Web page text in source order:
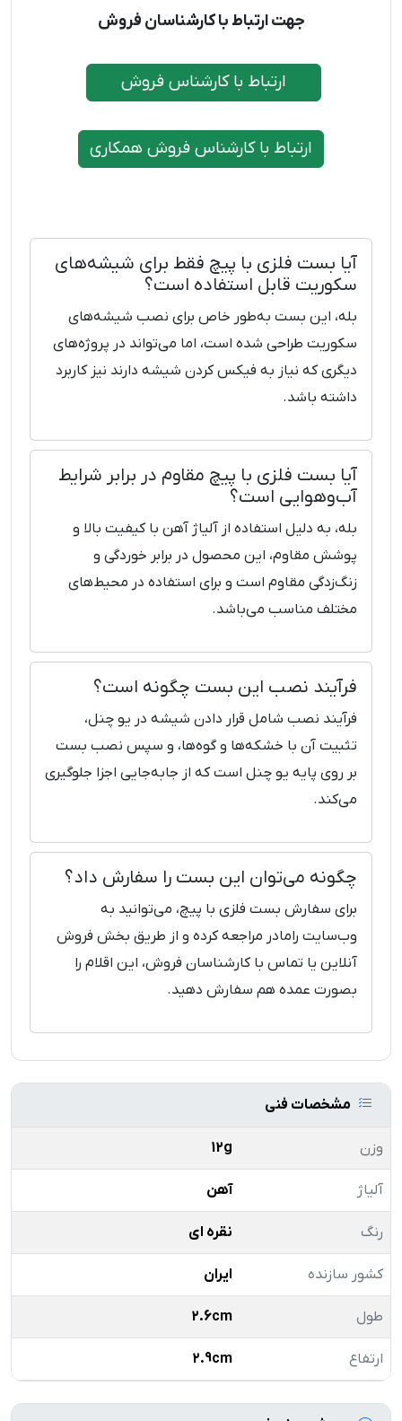
جهت ارتباط با کارشناسان فروش
ارتباط با کارشناس فروش
ارتباط با کارشناس فروش همکاری
آیا بست فلزی با پیچ فقط برای شیشه‌های
سکوریت قابل استفاده است؟
بله، این بست به‌طور خاص برای نصب شیشه‌های
سکوریت طراحی شده است، اما می‌تواند در پروژه‌های
دیگری که نیاز به فیکس کردن شیشه دارند نیز کاربرد
داشته باشد.
آیا بست فلزی با پیچ مقاوم در برابر شرایط
آب‌وهوایی است؟
بله، به دلیل استفاده از آلیاژ آهن با کیفیت بالا و
پوشش مقاوم، این محصول در برابر خوردگی و
زنگ‌زدگی مقاوم است و برای استفاده در محیط‌های
مختلف مناسب می‌باشد.
فرآیند نصب این بست چگونه است؟
فرآیند نصب شامل قرار دادن شیشه در یو چنل،
تثبیت آن با خشکه‌ها و گوه‌ها، و سپس نصب بست
بر روی پایه یو چنل است که از جابه‌جایی اجزا جلوگیری
می‌کند.
چگونه می‌توان این بست را سفارش داد؟
برای سفارش بست فلزی با پیچ، می‌توانید به
وب‌سایت رامادر مراجعه کرده و از طریق بخش فروش
آنلاین یا تماس با کارشناسان فروش، این اقلام را
بصورت عمده هم سفارش دهید.
مشخصات فنی
وزن 12g
آلیاژ آهن
رنگ نقره ای
کشور سازنده ایران
طول 2.6cm
ارتفاع 2.9cm